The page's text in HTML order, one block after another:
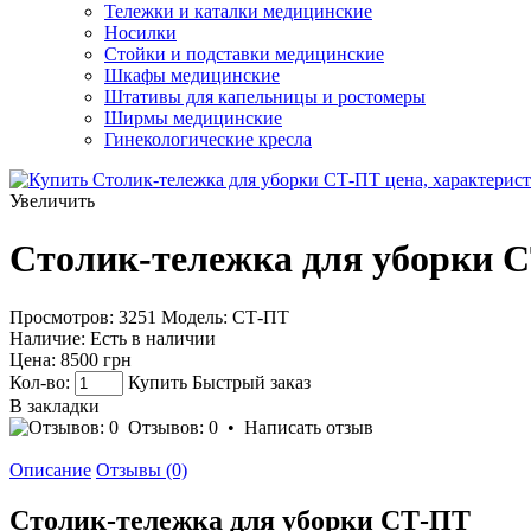
Тележки и каталки медицинские
Носилки
Стойки и подставки медицинские
Шкафы медицинские
Штативы для капельницы и ростомеры
Ширмы медицинские
Гинекологические кресла
Увеличить
Столик-тележка для уборки
Просмотров: 3251 Модель: СТ-ПТ
Наличие: Есть в наличии
Цена: 8500 грн
Кол-во:
Купить Быстрый заказ
В закладки
Отзывов: 0 • Написать отзыв
Описание Отзывы (0)
Столик-тележка для уборки СТ-ПТ